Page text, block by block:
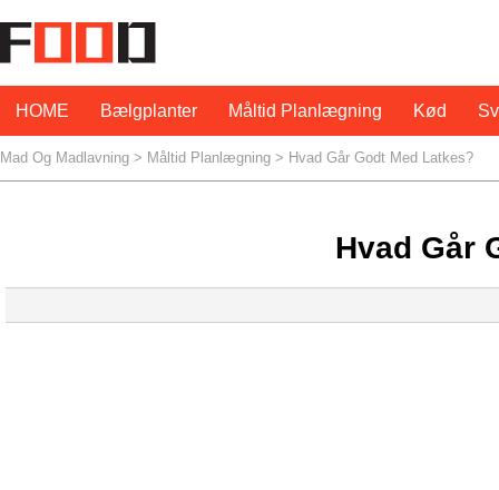
HOME Bælgplanter Måltid Planlægning Kød
Mad Og Madlavning > Måltid Planlægning > Hvad Går Godt Med Latkes?
Hvad Går